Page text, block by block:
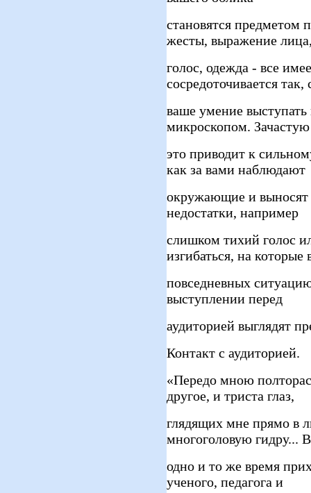
становятся предметом
жесты, выражение
голос, одежда - все
сосредоточивается так,
ваше умение выступать
микроскопом. Зачастую
это приводит к
как за вами наблюдают
окружающие и
недостатки, например
слишком тихий голос
изгибаться, на которые
повседневных
выступлении перед
аудиторией выглядят
Контакт с аудиторией.
«Передо мною
другое, и триста глаз,
глядящих мне прямо в
многоголовую гидру... В
одно и то же время
ученого, педагога и